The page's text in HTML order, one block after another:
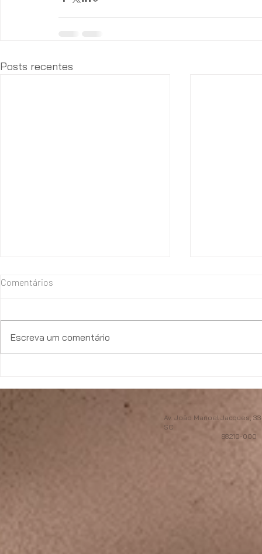
Posts recentes
Ranking INTEC 2026
Comentários
Escreva um comentário
Av. João Manoel Jacques,
SC
88210-000